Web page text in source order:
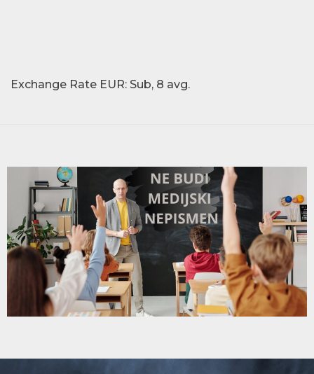
Exchange Rate EUR: Sub, 8 avg.